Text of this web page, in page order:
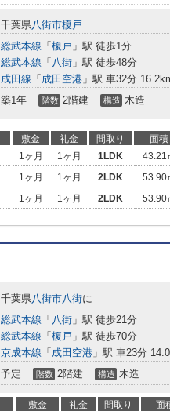
千葉県八街市榎戸
総武本線 「 榎戸 」駅 徒歩1分
総武本線 「 八街 」駅 徒歩48分
成田線 「 成田空港 」駅 車32分
築1年 階数 2階建 構造 木造
敷金 礼金 間取り 面積
1ヶ月 1ヶ月 1LDK 43.21
1ヶ月 1ヶ月 2LDK 53.90
1ヶ月 1ヶ月 2LDK 53.90
千葉県八街市八街に
総武本線 「 八街 」駅 徒歩21分
総武本線 「 榎戸 」駅 徒歩70分
京成本線 「 成田空港 」駅 車23分
予定 階数 2階建 構造 木造
敷金 礼金 間取り 面